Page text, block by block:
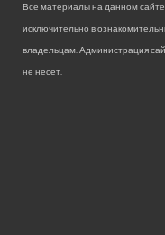
Все материалы на данном сайте
исключительно в
владельцам. Администрация
не несет.